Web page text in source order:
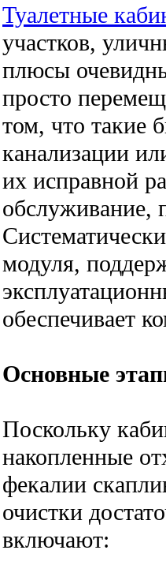
Туалетные
участков,
плюсы
просто
том, что такие
канализации
их исправной
обслуживание,
модуля,
обеспечивает
Основные
Поскольку
накопленные
фекалии
очистки
включают: